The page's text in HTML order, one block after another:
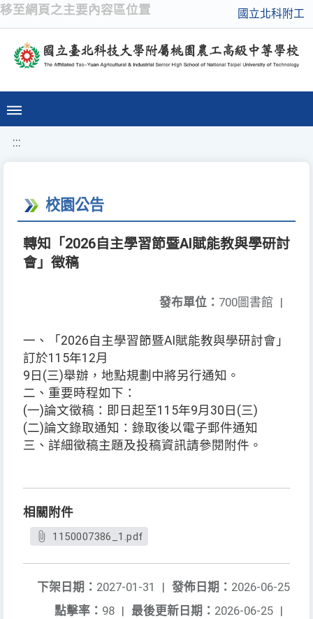
移至網頁之主要內容區位置 國立北科附工
:::
校園公告
轉知「2026自主學習節暨AI賦能教與學研討
會」徵稿
發布單位： 700圖書館 |
一、「2026自主學習節暨AI賦能教與學研討會」
訂於115年12月
9日(三)舉辦，地點規劃中將另行通知。
二、重要時程如下：
(一)論文徵稿：即日起至115年9月30日(三)
(二)論文錄取通知：錄取後以電子郵件通知
三、詳細徵稿主題及投稿資訊請參閱附件。
相關附件
1150007386_1.pdf
發佈日期： 2026-06-25
下架日期： 2027-01-31
|
最後更新日期： 2026-06-25 |
點擊率： 98 |